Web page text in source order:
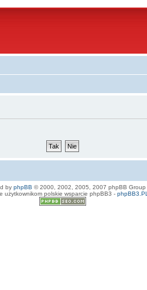
by phpBB © 2000, 2002, 2005, 2007 phpBB Group
użytkownikom polskie wsparcie phpBB3 - phpBB3.PL